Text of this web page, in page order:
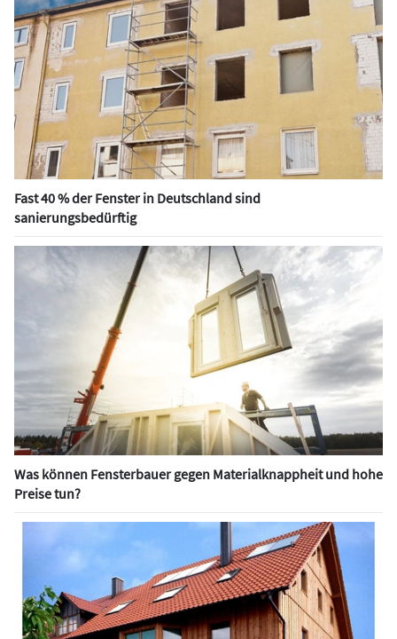
Fast 40 % der Fenster in Deutschland sind
sanierungsbedürftig
Was können Fensterbauer gegen Materialknappheit und hohe
Preise tun?